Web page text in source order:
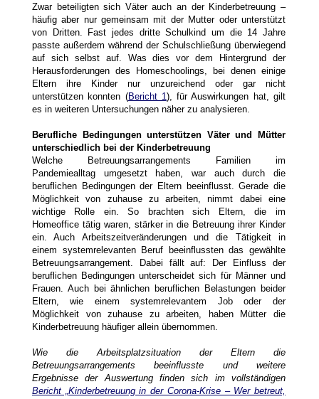
Zwar beteiligten sich Väter auch an der Kinderbetreuung –
häufig aber nur gemeinsam mit der Mutter oder unterstützt
von Dritten. Fast jedes dritte Schulkind um die 14 Jahre
passte außerdem während der Schulschließung überwiegend
auf sich selbst auf. Was dies vor dem Hintergrund der
Herausforderungen des Homeschoolings, bei denen einige
Eltern ihre Kinder nur unzureichend oder gar nicht
unterstützen konnten (Bericht 1), für Auswirkungen hat, gilt
es in weiteren Untersuchungen näher zu analysieren.
Berufliche Bedingungen unterstützen Väter und Mütter
unterschiedlich bei der Kinderbetreuung
Welche Betreuungsarrangements Familien im
Pandemiealltag umgesetzt haben, war auch durch die
beruflichen Bedingungen der Eltern beeinflusst. Gerade die
Möglichkeit von zuhause zu arbeiten, nimmt dabei eine
wichtige Rolle ein. So brachten sich Eltern, die im
Homeoffice tätig waren, stärker in die Betreuung ihrer Kinder
ein. Auch Arbeitszeitveränderungen und die Tätigkeit in
einem systemrelevanten Beruf beeinflussten das gewählte
Betreuungsarrangement. Dabei fällt auf: Der Einfluss der
beruflichen Bedingungen unterscheidet sich für Männer und
Frauen. Auch bei ähnlichen beruflichen Belastungen beider
Eltern, wie einem systemrelevantem Job oder der
Möglichkeit von zuhause zu arbeiten, haben Mütter die
Kinderbetreuung häufiger allein übernommen.
Wie die Arbeitsplatzsituation der Eltern die
Betreuungsarrangements beeinflusste und weitere
Ergebnisse der Auswertung finden sich im vollständigen
Bericht „Kinderbetreuung in der Corona-Krise – Wer betreut,